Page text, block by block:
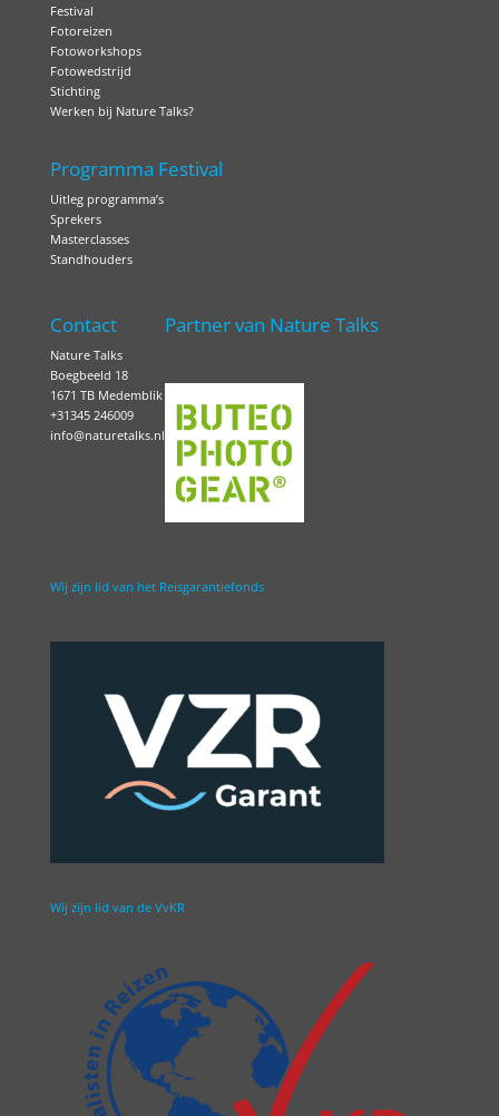
Festival
Fotoreizen
Fotoworkshops
Fotowedstrijd
Stichting
Werken bij Nature Talks?
Programma Festival
Uitleg programma’s
Sprekers
Masterclasses
Standhouders
Contact
Nature Talks
Boegbeeld 18
1671 TB Medemblik
+31345 246009
info@naturetalks.nl
Partner van Nature Talks
Wij zijn lid van het Reisgarantiefonds
Wij zijn lid van de VvKR